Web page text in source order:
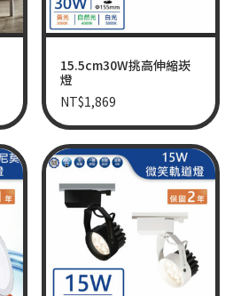
15.5cm30W挑高伸縮崁
燈
NT$1,869